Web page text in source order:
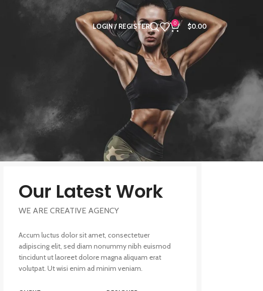
LOGIN / REGISTER 0 $0.00
Our Latest Work
WE ARE CREATIVE AGENCY
Accum luctus dolor sit amet, consectetuer
adipiscing elit, sed diam nonummy nibh euismod
tincidunt ut laoreet dolore magna aliquam erat
volutpat. Ut wisi enim ad minim veniam.